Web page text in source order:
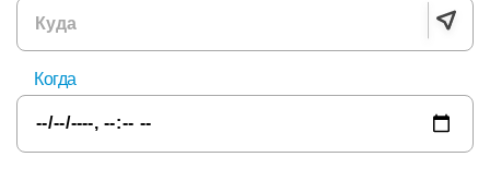
Когда